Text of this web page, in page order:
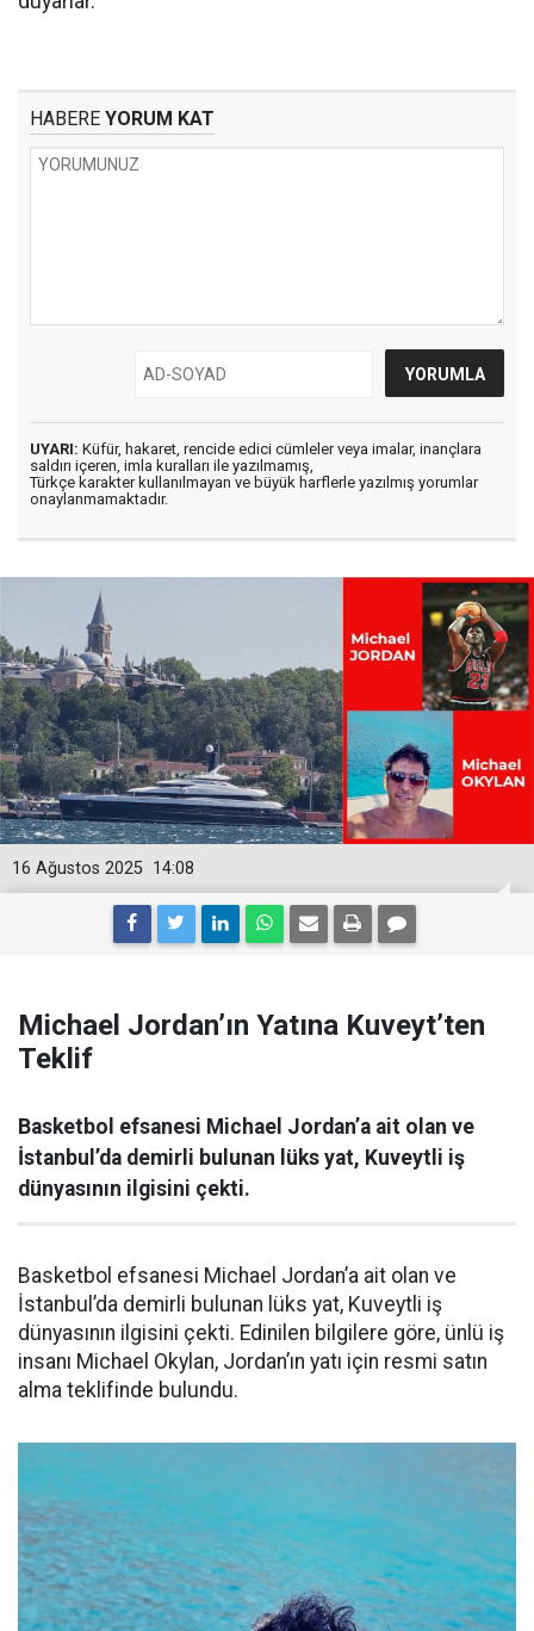
HABERE YORUM KAT
UYARI: Küfür, hakaret, rencide edici cümleler veya imalar, inançlara
saldırı içeren, imla kuralları ile yazılmamış,
Türkçe karakter kullanılmayan ve büyük harflerle yazılmış yorumlar
onaylanmamaktadır.
14:08
16 Ağustos 2025
Michael Jordan’ın Yatına Kuveyt’ten
Teklif
Basketbol efsanesi Michael Jordan’a ait olan ve
İstanbul’da demirli bulunan lüks yat, Kuveytli iş
dünyasının ilgisini çekti.
Basketbol efsanesi Michael Jordan’a ait olan ve
İstanbul’da demirli bulunan lüks yat, Kuveytli iş
dünyasının ilgisini çekti. Edinilen bilgilere göre, ünlü iş
insanı Michael Okylan, Jordan’ın yatı için resmi satın
alma teklifinde bulundu.